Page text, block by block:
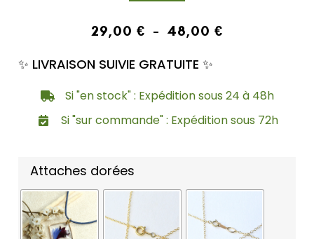
29,00 € – 48,00 €
✨ LIVRAISON SUIVIE GRATUITE ✨
Si "en stock" : Expédition sous 24 à 48h
Si "sur commande" : Expédition sous 72h
Attaches dorées